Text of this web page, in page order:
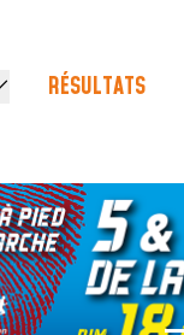
RÉSULTATS